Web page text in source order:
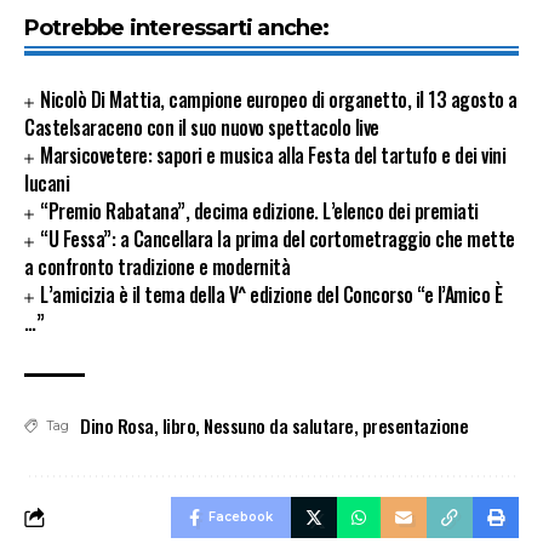
Potrebbe interessarti anche:
Nicolò Di Mattia, campione europeo di organetto, il 13 agosto a
Castelsaraceno con il suo nuovo spettacolo live
Marsicovetere: sapori e musica alla Festa del tartufo e dei vini
lucani
“Premio Rabatana”, decima edizione. L’elenco dei premiati
“U Fessa”: a Cancellara la prima del cortometraggio che mette
a confronto tradizione e modernità
L’amicizia è il tema della V^ edizione del Concorso “e l’Amico È
…”
Tag Dino Rosa, libro, Nessuno da salutare, presentazione
Facebook